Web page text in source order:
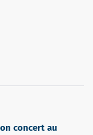
concert au